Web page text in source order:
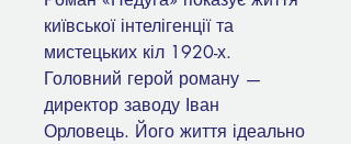
київської інтелігенції та
мистецьких кіл 1920-х.
Головний герой роману —
директор заводу Іван
Орловець. Його життя ідеально